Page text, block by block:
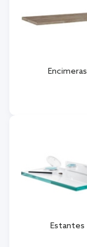
Encimeras
Estantes